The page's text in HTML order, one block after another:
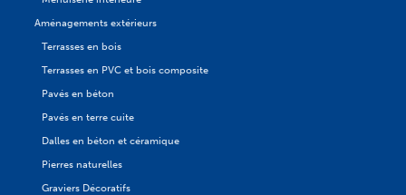
Aménagements extérieurs
Terrasses en bois
Terrasses en PVC et bois composite
Pavés en béton
Pavés en terre cuite
Dalles en béton et céramique
Pierres naturelles
Graviers Décoratifs